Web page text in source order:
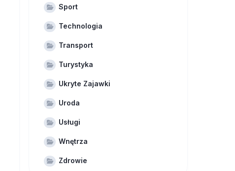
Sport
Technologia
Transport
Turystyka
Ukryte Zajawki
Uroda
Usługi
Wnętrza
Zdrowie